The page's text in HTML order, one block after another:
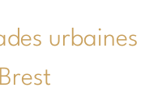
urbaines